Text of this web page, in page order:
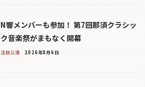
N響メンバーも参加！ 第7回那須クラシッ
ク音楽祭がまもなく開幕
注目公演 2026年8月6日